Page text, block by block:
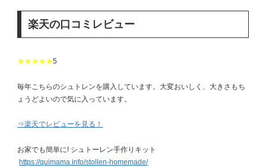
楽天の口コミレビュー
★★★★★5
毎年こちらのシュトレンを購入しています。大変おいしく、大きさもち
ょうどよいので気に入っています。
⇒楽天でレビューを見る！
お家でも簡単に! シュトーレン手作りキット
https://quimama.info/stollen-homemade/